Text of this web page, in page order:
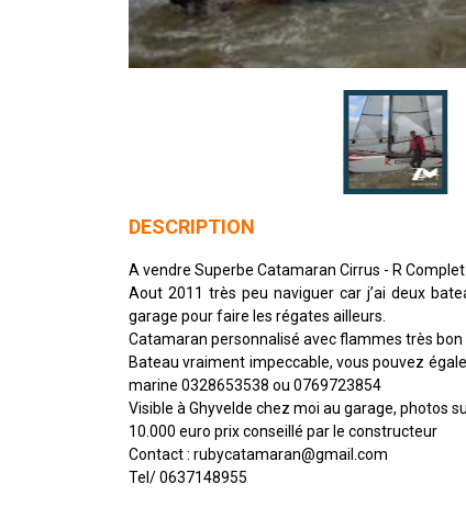
DESCRIPTION
A vendre Superbe Catamaran Cirrus - R Complet
Aout 2011 très peu naviguer car j’ai deux
garage pour faire les régates ailleurs.
Catamaran personnalisé avec flammes très
Bateau vraiment impeccable, vous pouvez
marine 0328653538 ou 0769723854
Visible à Ghyvelde chez moi au garage, photos
10.000 euro prix conseillé par le constructeur
Contact : rubycatamaran@gmail.com
Tel/ 0637148955